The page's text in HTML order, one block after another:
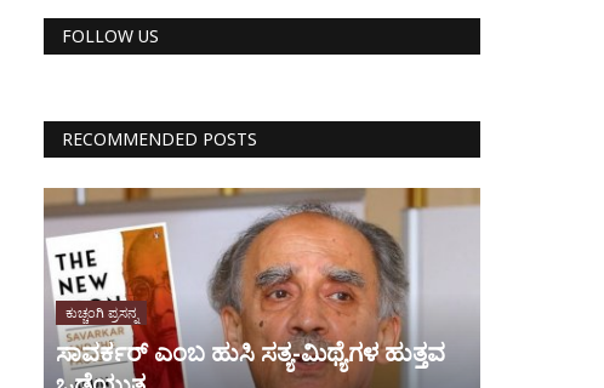
FOLLOW US
RECOMMENDED POSTS
ಕುಚ್ಚಂಗಿ ಪ್ರಸನ್ನ
ಸಾವರ್ಕರ್ ಎಂಬ ಹುಸಿ ಸತ್ಯ-ಮಿಥ್ಯೆಗಳ ಹುತ್ತವ